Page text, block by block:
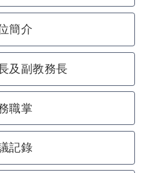
簡介
及副教務長
職掌
記錄